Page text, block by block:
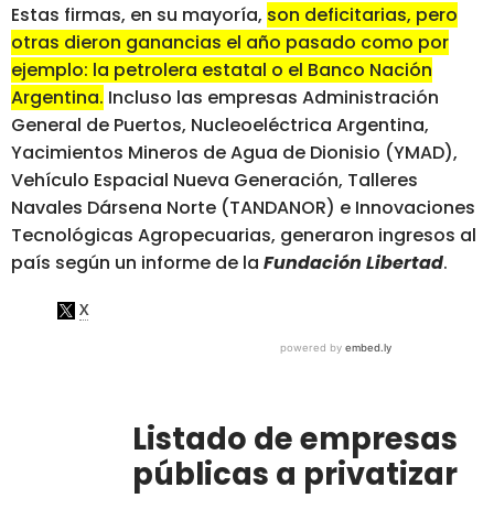
Estas firmas, en su mayoría, son deficitarias, pero
otras dieron ganancias el año pasado como por
ejemplo: la petrolera estatal o el Banco Nación
Argentina. Incluso las empresas Administración
General de Puertos, Nucleoeléctrica Argentina,
Yacimientos Mineros de Agua de Dionisio (YMAD),
Vehículo Espacial Nueva Generación, Talleres
Navales Dársena Norte (TANDANOR) e Innovaciones
Tecnológicas Agropecuarias, generaron ingresos al
país según un informe de la Fundación Libertad.
Listado de empresas
públicas a privatizar